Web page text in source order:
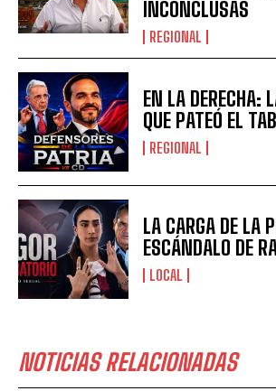
INCONCLUSAS
REGIONAL
EN LA DERECHA:
QUE PATEÓ EL
REGIONAL
LA CARGA DE LA
ESCÁNDALO DE
LOCAL
NOTICIAS RELACIONADAS